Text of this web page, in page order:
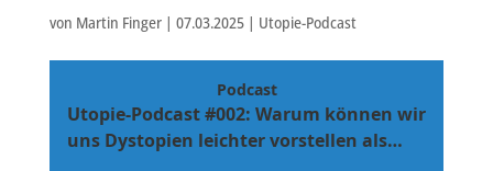
von Martin Finger| 07.03.2025| Utopie-Podcast